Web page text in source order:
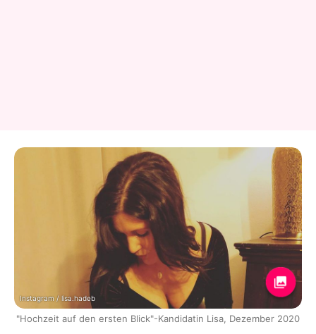
Instagram / lisa.hadeb
"Hochzeit auf den ersten Blick"-Kandidatin Lisa, Dezember 2020